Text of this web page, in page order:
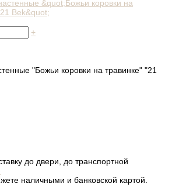
+
"Божьи коровки на травинке" "21
до двери, до транспортной
наличными и банковской картой.